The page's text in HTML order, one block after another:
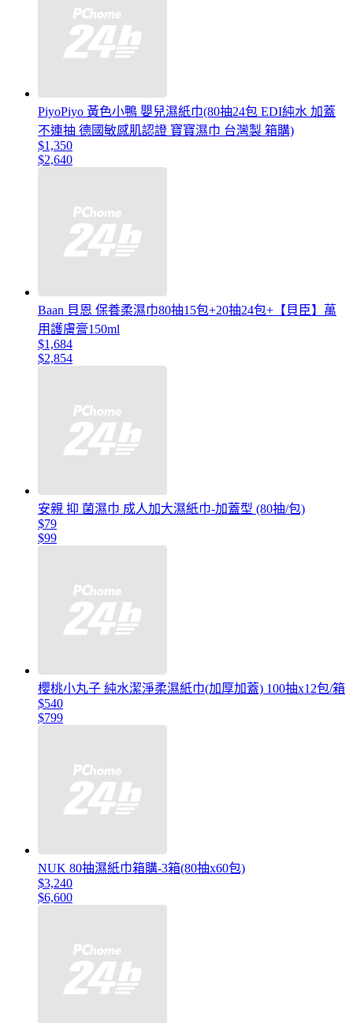
PiyoPiyo 黃色小鴨 嬰兒濕紙巾(80抽24包 EDI純水 加蓋
不連抽 德國敏感肌認證 寶寶濕巾 台灣製 箱購)
$1,350
$2,640
Baan 貝恩 保養柔濕巾80抽15包+20抽24包+【貝臣】萬
用護膚膏150ml
$1,684
$2,854
安親 抑 菌濕巾 成人加大濕紙巾-加蓋型 (80抽/包)
$79
$99
櫻桃小丸子 純水潔淨柔濕紙巾(加厚加蓋) 100抽x12包/箱
$540
$799
NUK 80抽濕紙巾箱購-3箱(80抽x60包)
$3,240
$6,600